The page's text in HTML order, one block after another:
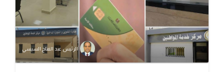
الرئيس عبد الفتاح السيسي